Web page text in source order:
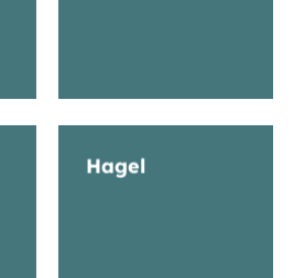
Hagel